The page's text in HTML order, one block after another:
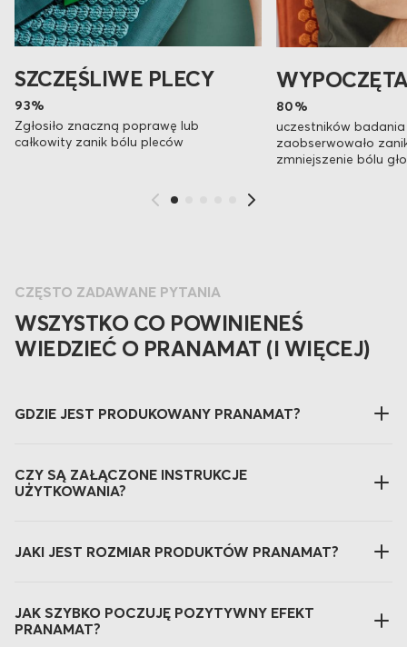
SZCZĘŚLIWE PLECY
93%
Zgłosiło znaczną poprawę lub
całkowity zanik bólu pleców
80%
uczestników badania
zaobserwowało
zmniejszenie bólu
CZĘSTO ZADAWANE PYTANIA
WSZYSTKO CO POWINIENEŚ
WIEDZIEĆ O PRANAMAT (I WIĘCEJ)
GDZIE JEST PRODUKOWANY PRANAMAT?
CZY SĄ ZAŁĄCZONE INSTRUKCJE
UŻYTKOWANIA?
JAKI JEST ROZMIAR PRODUKTÓW PRANAMAT?
JAK SZYBKO POCZUJĘ POZYTYWNY EFEKT
PRANAMAT?